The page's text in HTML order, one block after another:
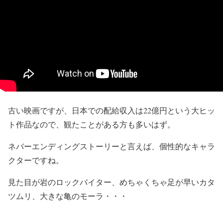
古い映画ですが、日本での配給収入は22億円という大ヒッ
ト作品なので、観たことがある方も多いはず。
ネバーエンディングストーリーと言えば、個性的なキャラ
クターですね。
見た目が岩のロックバイター、めちゃくちゃ足が早いカタ
ツムリ、大きな亀のモーラ・・・